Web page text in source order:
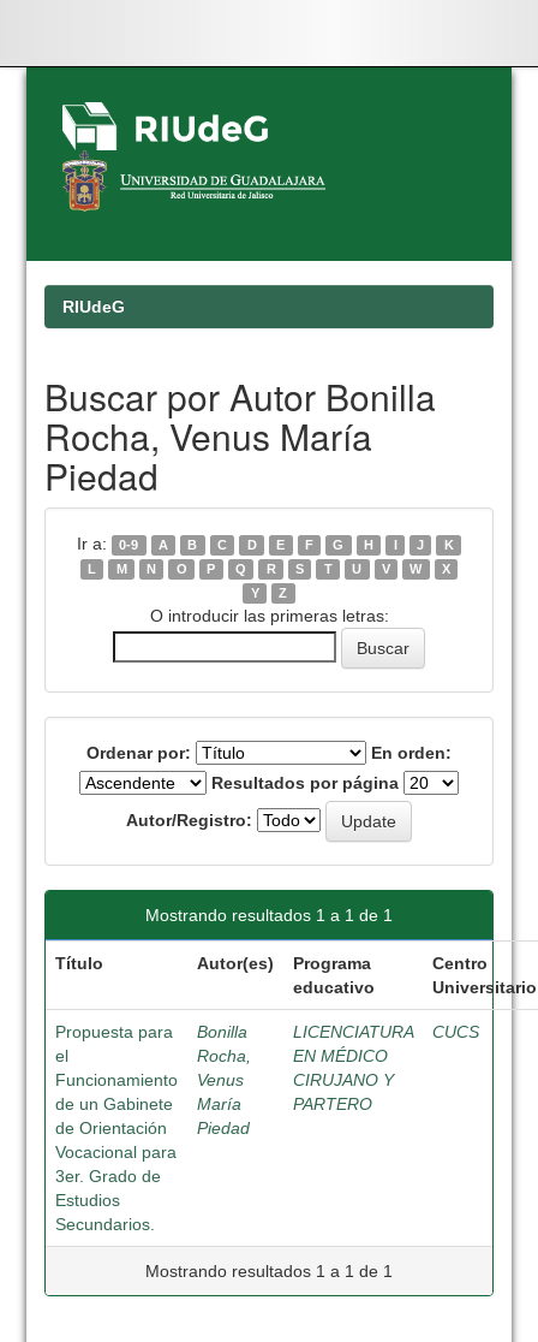
Skip
navigation
RIUdeG
Buscar por Autor Bonilla
Rocha, Venus María
Piedad
Ir a: 0-9 A B C D E F G H I J
K
L
M N O P Q R S T U V W
X
Y
Z
O introducir las primeras letras:
Ordenar por:
En orden:
Resultados por página
Autor/Registro:
Mostrando resultados 1 a 1 de 1
Título Autor(es)
Programa
educativo
Centro
Universitario
Propuesta para
el
Funcionamiento
de un Gabinete
de Orientación
Vocacional para
3er. Grado de
Estudios
Secundarios.
Bonilla
Rocha,
Venus
María
Piedad
LICENCIATURA
EN MÉDICO
CIRUJANO Y
PARTERO
CUCS
Mostrando resultados 1 a 1 de 1